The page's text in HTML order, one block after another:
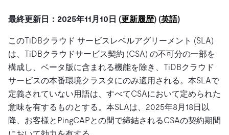
料金
エコシステム
Integrations
TiKV
TiSpark
OSS Insight
フィンテック
Eコマース
ユースケース
運用インテリジェンスの活用
MySQLワークロードの近代化
Build GenAI Applications
エンゲージメント
イベント
Developer Hub
Discord Community
PingCAP University
TiDB Labs
規約類
プライバシーポリシーなど、契約関連の情報を紹介しま
す。
Trust Hub
お客様のデータの機密性、可用性、安全性について紹介し
ます。
ドキュメント
TiDB Cloud
TiDB
開発者ガイド
無料で始める
最終更新日：2025年11月10日 (更新履歴) (英語)
このTiDBクラウド サービスレベルアグリーメント (SLA)
は、TiDBクラウドサービス契約 (CSA) の不可分の一部を
構成し、ベータ版に含まれる機能を除き、TiDBクラウド
サービスの本番環境クラスタにのみ適用される。本SLAで
定義されていない用語は、すべてCSAにおいて定められた
意味を有するものとする。本SLAは、2025年8月18日以
降、お客様とPingCAPとの間で締結されるCSAの契約期間